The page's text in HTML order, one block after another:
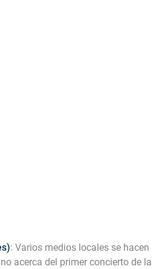
: Varios medios locales se hacen
acerca del primer concierto de la